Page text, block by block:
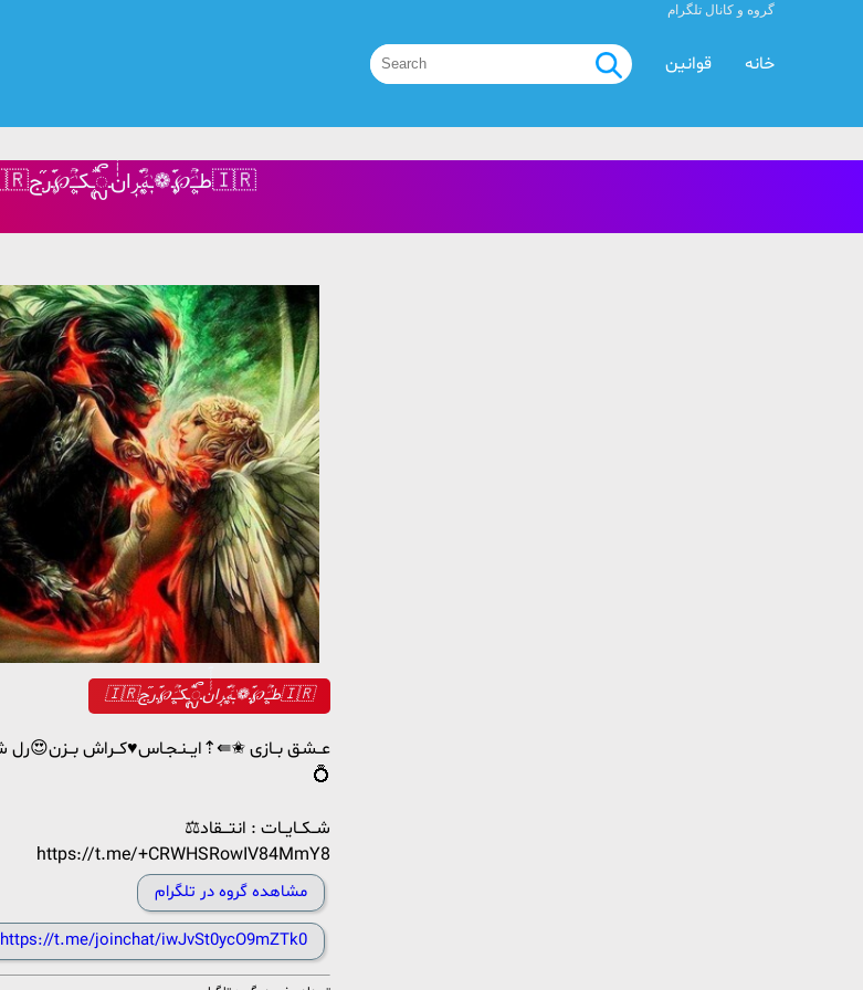
گروه و کانال تلگرام
قوانین خانه
🇮🇷طـٰٖٜ۬ـَ۪۪ؒؔ℘ـ‌َ۪ٜ۪ٜؔٛٚؔ‌❁ـٰٖٜهَ۪۪ؒؔ‌ـ‌َ۪ٜؔٛٚؔرٖٜان‌ٰٰٰٰٰٰٓـ‌ᬼٞـ۪ٞٞکـٰٖٜ۬ـَ۪۪ؒؔ℘ـ‌َ۪ؔٛٚؔرְְ֞ج🇮🇷
🇮🇷طـٰٖٜ۬ـَ۪۪ؒؔ℘ـ‌َ۪ٜ۪ٜؔٛٚؔ‌❁ـٰٖٜهَ۪۪ؒؔ‌ـ‌َ۪ٜؔٛٚؔرٖٜان‌ٰٰٰٰٰٰٓـ‌ᬼٞـ۪ٞٞکـٰٖٜ۬ـَ۪۪ؒؔ℘ـ‌َ۪ؔٛٚؔرְְ֞ج🇮🇷
💍
⚖️شــکــایــات : انتـــقاد
https://t.me/+CRWHSRowIV84MmY8
مشاهده گروه در تلگرام
https://t.me/joinchat/iwJvSt0ycO9mZTk0